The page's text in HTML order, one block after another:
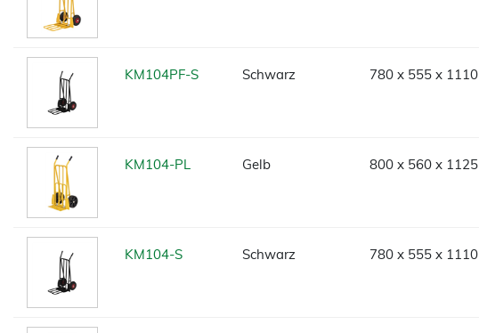
KM104PF-S Schwarz 780 x 555 x 1110
KM104-PL Gelb 800 x 560 x 1125
KM104-S Schwarz 780 x 555 x 1110